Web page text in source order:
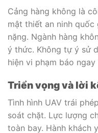
Cảng hàng không là
mật thiết an ninh
nặng. Ngành hàng
ý thức. Không tự ý sử
hiện vi phạm báo
Triển vọng và lời
Tình hình UAV trái
soát chặt. Lực lượng
toàn bay. Hành khách